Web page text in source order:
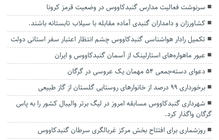
سرنوشت فعالیت مدارس گنبدکاووس در وضعیت قرمز کرونا
کشاورزان و دامداران گنبدی آماده مقابله با سیلاب‌ تابستانه باشند.
تکمیل رادار هواشناسی گنبدکاووس چشم انتظار اعتبار سفر استانی دولت
عبور ماهواره‌های استارلینک از آسمان گنبدکاووس و ایران
دعوای دسته‌جمعی ۵۴ مهمان یک عروسی در گرگان
برخورداری ۹۹ درصد از خانوارهای روستایی گلستان از گاز طبیعی
شهرداری گنبدکاووس مسابقه امروز در لیگ برتر والیبال کشور را به پاس
گرگان واگذار کرد.
روزشماری برای افتتاح بخش مرکز غربالگری سرطان گنبدکاووس